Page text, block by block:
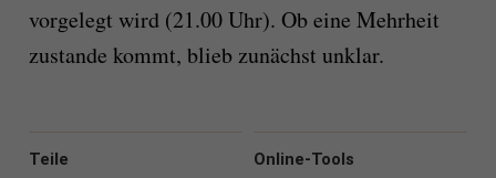
vorgelegt wird (21.00 Uhr). Ob eine Mehrheit
zustande kommt, blieb zunächst unklar.
Online-Tools
Teile